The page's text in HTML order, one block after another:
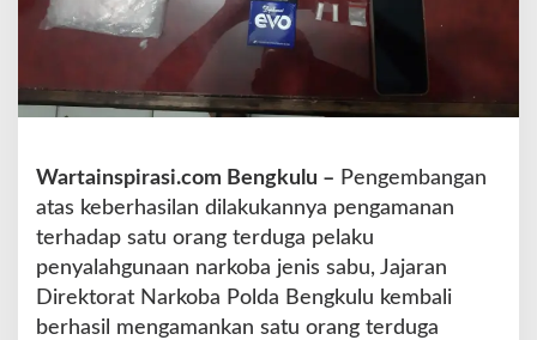
o
b
e
s
S
a
u
,
2
Wartainspirasi.com Bengkulu – Pengembangan
atas keberhasilan dilakukannya pengamanan
terhadap satu orang terduga pelaku
penyalahgunaan narkoba jenis sabu, Jajaran
Direktorat Narkoba Polda Bengkulu kembali
berhasil mengamankan satu orang terduga